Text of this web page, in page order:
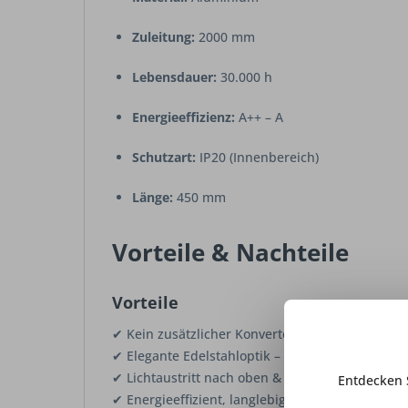
Zuleitung: 2000 mm
Lebensdauer: 30.000 h
Energieeffizienz: A++ – A
Schutzart: IP20 (Innenbereich)
Länge: 450 mm
Vorteile & Nachteile
Vorteile
✔ Kein zusätzlicher Konverter notwendig
✔ Elegante Edelstahloptik – ideal für moderne
✔ Lichtaustritt nach oben & unten für
✔ Energieeffizient, langlebig & hochwertig
Entdecken